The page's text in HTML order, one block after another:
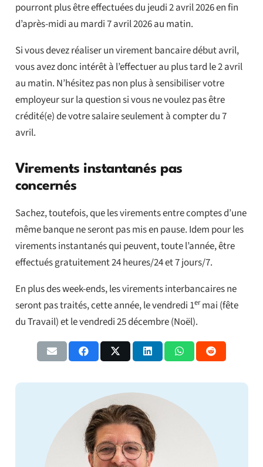
pourront plus être effectuées du jeudi 2 avril 2026 en fin
d’après-midi au mardi 7 avril 2026 au matin.
Si vous devez réaliser un virement bancaire début avril,
vous avez donc intérêt à l’effectuer au plus tard le 2 avril
au matin. N’hésitez pas non plus à sensibiliser votre
employeur sur la question si vous ne voulez pas être
crédité(e) de votre salaire seulement à compter du 7
avril.
Virements instantanés pas
concernés
Sachez, toutefois, que les virements entre comptes d’une
même banque ne seront pas mis en pause. Idem pour les
virements instantanés qui peuvent, toute l’année, être
effectués gratuitement 24 heures/24 et 7 jours/7.
En plus des week-ends, les virements interbancaires ne
seront pas traités, cette année, le vendredi 1ermai (fête
du Travail) et le vendredi 25 décembre (Noël).